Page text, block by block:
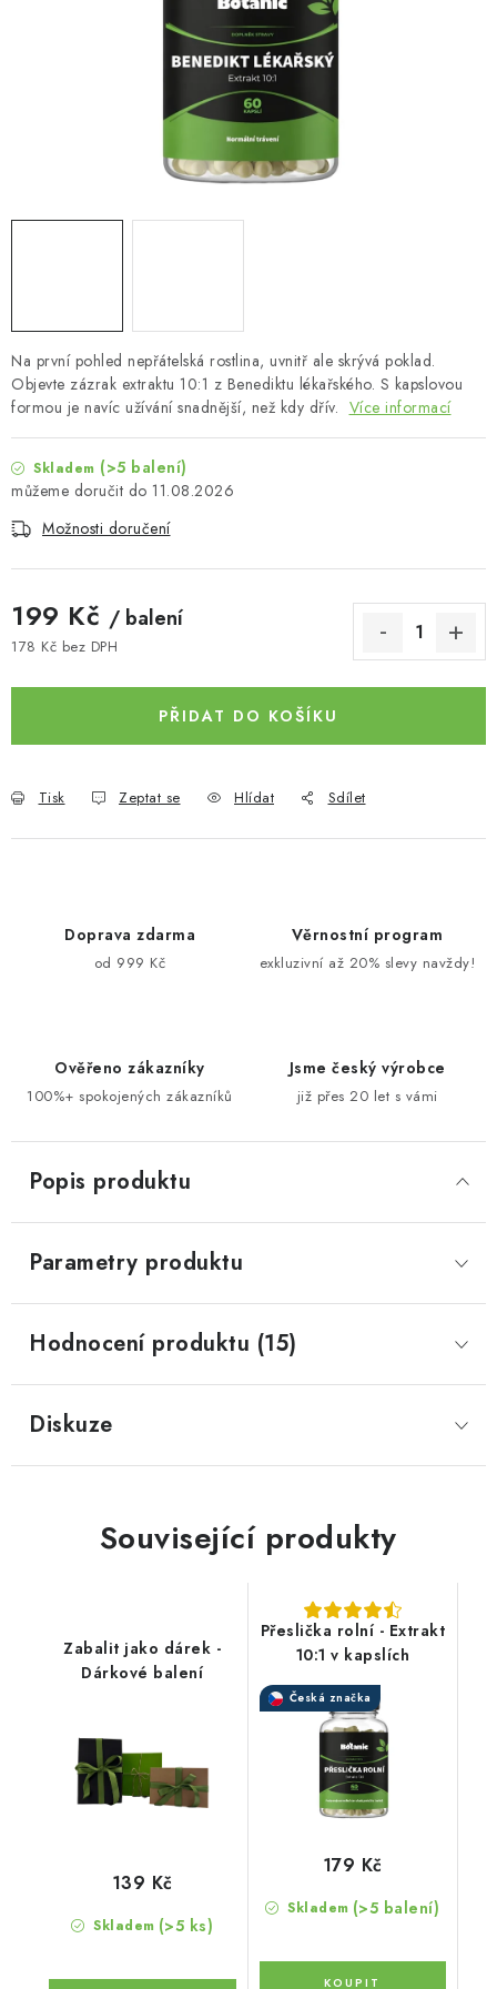
Recenze
Věrnostní program
Proč Botanic?
Kontakty
Na první pohled nepřátelská rostlina, uvnitř ale skrývá poklad.
Objevte zázrak extraktu 10:1 z Benediktu lékařského. S kapslovou
formou je navíc užívání snadnější, než kdy dřív. Více informací
Skladem (>5 balení)
11.08.2026
Možnosti doručení
199 Kč / balení
178 Kč bez DPH
PŘIDAT DO KOŠÍKU
Tisk Zeptat se Hlídat Sdílet
Doprava zdarma
od 999 Kč
Věrnostní program
exkluzivní až 20% slevy navždy!
Ověřeno zákazníky
100%+ spokojených zákazníků
Jsme český výrobce
již přes 20 let s vámi
Popis produktu
Parametry produktu
Hodnocení produktu (15)
Diskuze
Související produkty
Zabalit jako dárek -
Dárkové balení
Skladem (>5 ks)
139 Kč
Přeslička rolní - Extrakt
10:1 v kapslích
Česká značka
Skladem (>5 balení)
179 Kč